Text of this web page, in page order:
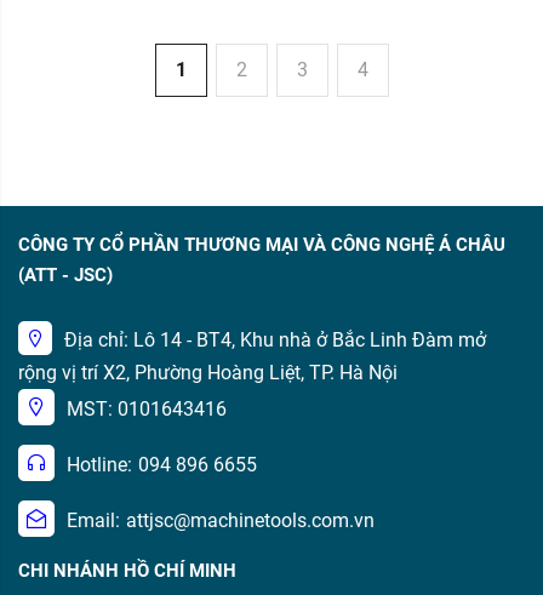
1 2 3 4
CÔNG TY CỔ PHẦN THƯƠNG MẠI VÀ CÔNG NGHỆ Á CHÂU
(ATT - JSC)
Địa chỉ: Lô 14 - BT4, Khu nhà ở Bắc Linh Đàm mở
rộng vị trí X2, Phường Hoàng Liệt, TP. Hà Nội
MST: 0101643416
Hotline: 094 896 6655
Email: attjsc@machinetools.com.vn
CHI NHÁNH HỒ CHÍ MINH